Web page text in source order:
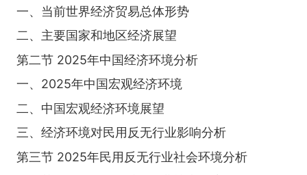
一、当前世界经济贸易总体形势
二、主要国家和地区经济展望
第二节 2025年中国经济环境分析
一、2025年中国宏观经济环境
二、中国宏观经济环境展望
三、经济环境对民用反无行业影响分析
第三节 2025年民用反无行业社会环境分析